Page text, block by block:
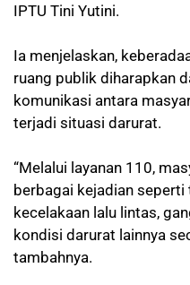
IPTU Tini Yutini.
Ia menjelaskan,
ruang publik diharapkan
komunikasi antara
terjadi situasi darurat.
“Melalui layanan 110,
berbagai kejadian
kecelakaan lalu lintas,
kondisi darurat lainnya
tambahnya.